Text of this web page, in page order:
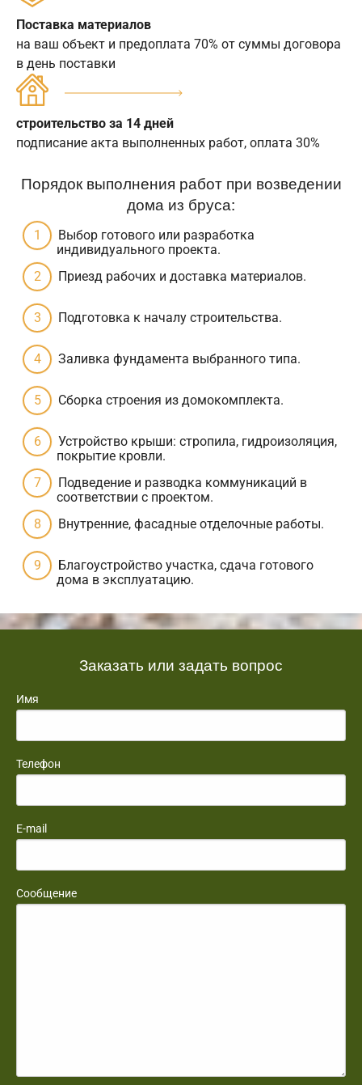
Поставка материалов
на ваш объект и предоплата 70% от суммы договора
в день поставки
строительство за 14 дней
подписание акта выполненных работ, оплата 30%
Порядок выполнения работ при возведении
дома из бруса:
Выбор готового или разработка
индивидуального проекта.
Приезд рабочих и доставка материалов.
Подготовка к началу строительства.
Заливка фундамента выбранного типа.
Сборка строения из домокомплекта.
Устройство крыши: стропила, гидроизоляция,
покрытие кровли.
Подведение и разводка коммуникаций в
соответствии с проектом.
Внутренние, фасадные отделочные работы.
Благоустройство участка, сдача готового
дома в эксплуатацию.
Заказать или задать вопрос
Имя
Телефон
E-mail
Сообщение